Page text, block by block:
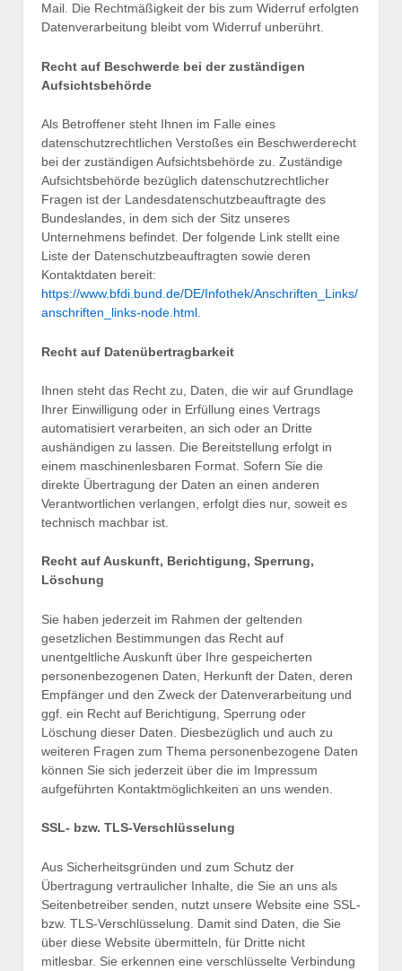
Mail. Die Rechtmäßigkeit der bis zum Widerruf erfolgten
Datenverarbeitung bleibt vom Widerruf unberührt.
Recht auf Beschwerde bei der zuständigen
Aufsichtsbehörde
Als Betroffener steht Ihnen im Falle eines
datenschutzrechtlichen Verstoßes ein Beschwerderecht
bei der zuständigen Aufsichtsbehörde zu. Zuständige
Aufsichtsbehörde bezüglich datenschutzrechtlicher
Fragen ist der Landesdatenschutzbeauftragte des
Bundeslandes, in dem sich der Sitz unseres
Unternehmens befindet. Der folgende Link stellt eine
Liste der Datenschutzbeauftragten sowie deren
Kontaktdaten bereit:
https://www.bfdi.bund.de/DE/Infothek/Anschriften_Links/
anschriften_links-node.html.
Recht auf Datenübertragbarkeit
Ihnen steht das Recht zu, Daten, die wir auf Grundlage
Ihrer Einwilligung oder in Erfüllung eines Vertrags
automatisiert verarbeiten, an sich oder an Dritte
aushändigen zu lassen. Die Bereitstellung erfolgt in
einem maschinenlesbaren Format. Sofern Sie die
direkte Übertragung der Daten an einen anderen
Verantwortlichen verlangen, erfolgt dies nur, soweit es
technisch machbar ist.
Recht auf Auskunft, Berichtigung, Sperrung,
Löschung
Sie haben jederzeit im Rahmen der geltenden
gesetzlichen Bestimmungen das Recht auf
unentgeltliche Auskunft über Ihre gespeicherten
personenbezogenen Daten, Herkunft der Daten, deren
Empfänger und den Zweck der Datenverarbeitung und
ggf. ein Recht auf Berichtigung, Sperrung oder
Löschung dieser Daten. Diesbezüglich und auch zu
weiteren Fragen zum Thema personenbezogene Daten
können Sie sich jederzeit über die im Impressum
aufgeführten Kontaktmöglichkeiten an uns wenden.
SSL- bzw. TLS-Verschlüsselung
Aus Sicherheitsgründen und zum Schutz der
Übertragung vertraulicher Inhalte, die Sie an uns als
Seitenbetreiber senden, nutzt unsere Website eine SSL-
bzw. TLS-Verschlüsselung. Damit sind Daten, die Sie
über diese Website übermitteln, für Dritte nicht
mitlesbar. Sie erkennen eine verschlüsselte Verbindung